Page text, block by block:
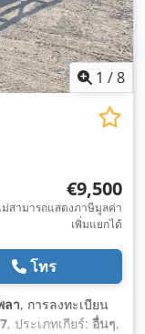
1 /8
€9,500
ม่สามารถแสดงภาษีมูลค่า
เพิ่มแยกได้
โทร
ลา, การลงทะเบียน
, ประเภทเกียร์: อื่นๆ,